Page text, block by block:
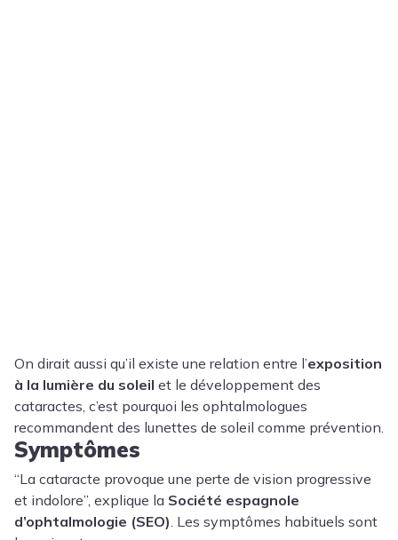
On dirait aussi qu’il existe une relation entre l’exposition
à la lumière du soleil et le développement des
cataractes, c’est pourquoi les ophtalmologues
recommandent des lunettes de soleil comme prévention.
Symptômes
“La cataracte provoque une perte de vision progressive
et indolore”, explique la Société espagnole
d’ophtalmologie (SEO). Les symptômes habituels sont